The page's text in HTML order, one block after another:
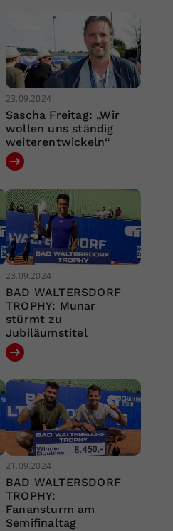
23.09.2024
Sascha Freitag: „Wir
wollen uns ständig
weiterentwickeln“
23.09.2024
BAD WALTERSDORF
TROPHY: Munar
stürmt zu
Jubiläumstitel
21.09.2024
BAD WALTERSDORF
TROPHY:
Fanansturm am
Semifinaltag